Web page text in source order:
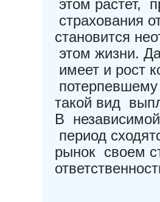
этом растет,
страхования
становится
этом жизни.
имеет и рост
такой вид
В
период
рынок своем